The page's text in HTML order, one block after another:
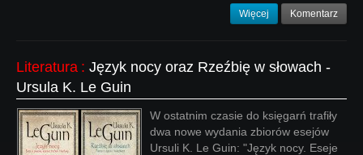
Więcej Komentarz
Literatura : Język nocy oraz Rzeźbię w słowach -
Ursula K. Le Guin
W ostatnim czasie do księgarń trafiły
dwa nowe wydania zbiorów esejów
Ursuli K. Le Guin: "Język nocy. Eseje